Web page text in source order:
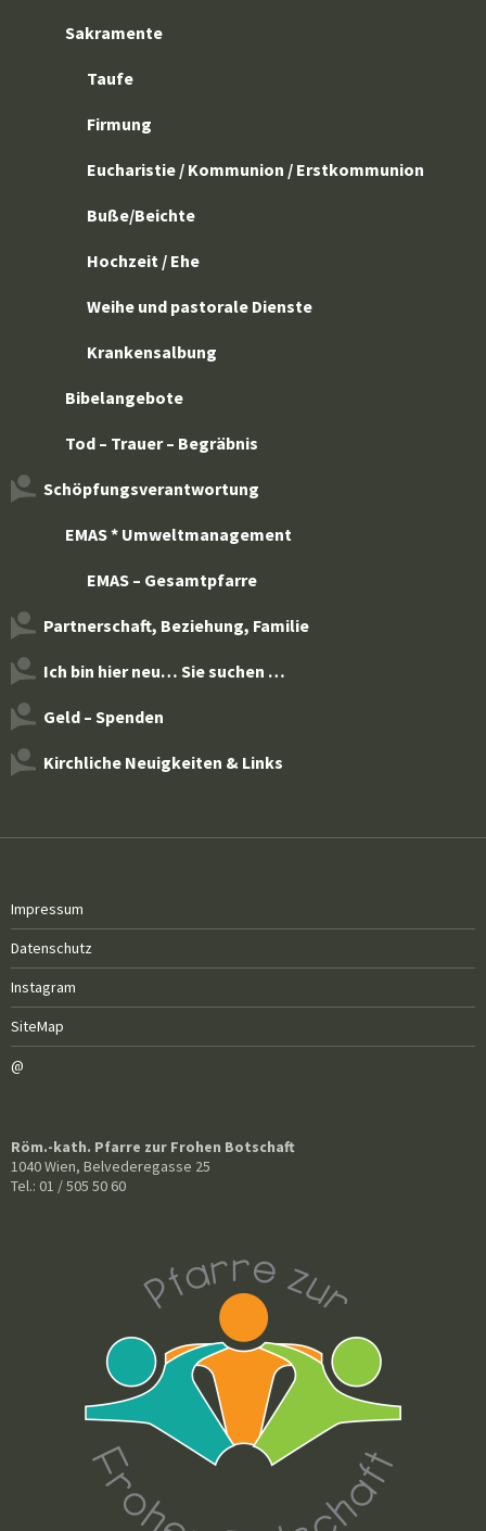
Sakramente
Taufe
Firmung
Eucharistie / Kommunion / Erstkommunion
Buße/Beichte
Hochzeit / Ehe
Weihe und pastorale Dienste
Krankensalbung
Bibelangebote
Tod – Trauer – Begräbnis
Schöpfungsverantwortung
EMAS * Umweltmanagement
EMAS – Gesamtpfarre
Partnerschaft, Beziehung, Familie
Ich bin hier neu… Sie suchen …
Geld – Spenden
Kirchliche Neuigkeiten & Links
Impressum
Datenschutz
Instagram
SiteMap
@
Röm.-kath. Pfarre zur Frohen Botschaft
1040 Wien, Belvederegasse 25
Tel.: 01 / 505 50 60